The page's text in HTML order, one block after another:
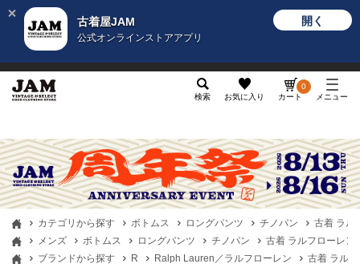
古着屋JAM
公式オンラインストアアプリ
開く
検索 お気に入り カート
0
メニュー
カテゴリから探す ボトムス ロングパンツ チノパン
古着 ラル
メンズ
ボトムス ロングパンツ チノパン
古着 ラルフローレン
ブランドから探す
R Ralph Lauren／ラルフローレン 古着 ラル